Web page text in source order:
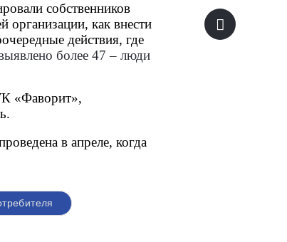
собственников
как внести
действия, где
более 47 – люди
«Фаворит»,
в апреле, когда